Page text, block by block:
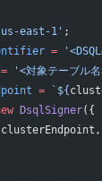
east-1' ;
= '<DSQL
'<対象テーブル
= `${
DsqlSigner({